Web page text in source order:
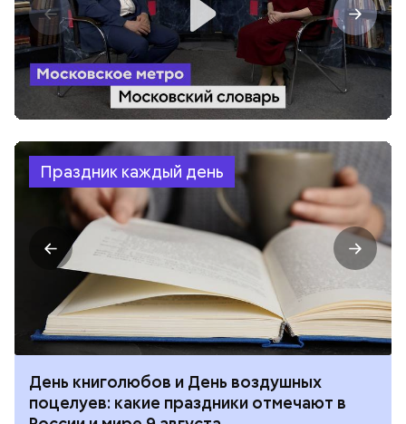
Праздник каждый день
День книголюбов и День воздушных
поцелуев: какие праздники отмечают в